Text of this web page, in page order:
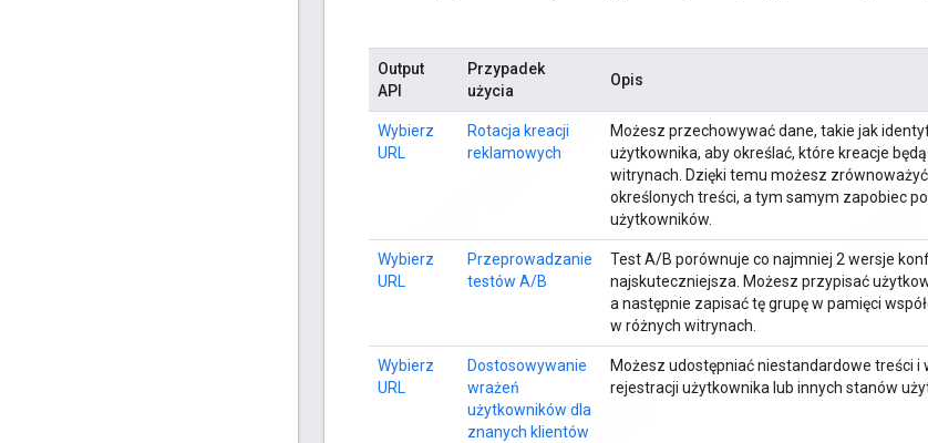
Output
API
Przypadek
użycia
Opis
Wybierz
URL
Rotacja kreacji
reklamowych
Możesz przechowywać dane, takie jak
użytkownika, aby określać, które kreacje
witrynach. Dzięki temu możesz
określonych treści, a tym samym zapobiec
użytkowników.
Wybierz
URL
Przeprowadzanie
testów A/B
Test A/B porównuje co najmniej 2 wersje
najskuteczniejsza. Możesz przypisać
a następnie zapisać tę grupę w pamięci
w różnych witrynach.
Wybierz
URL
Dostosowywanie
wrażeń
użytkowników dla
znanych klientów
Możesz udostępniać niestandardowe treści
rejestracji użytkownika lub innych stanów